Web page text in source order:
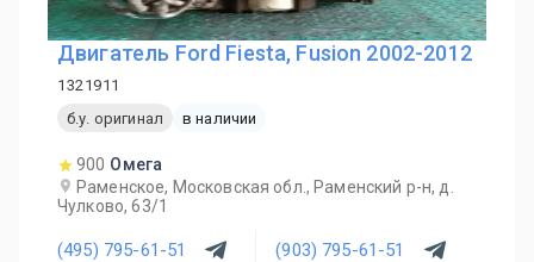
Двигатель Ford Fiesta, Fusion 2002-2012
1321911
б.у. оригинал
в наличии
900 Омега
Раменское, Московская обл., Раменский р-н, д.
Чулково, 63/1
(495) 795-61-51 (903) 795-61-51